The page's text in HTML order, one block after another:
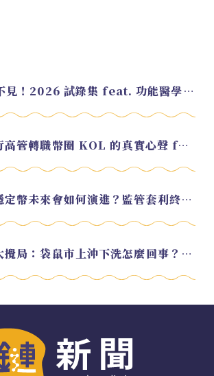
EP.220 好久不見！2026 試錄集 feat. 功能醫學營養師 美寶
EP.219 從銀行高管轉職幣圈 KOL 的真實心聲 feat.龜大
EP.217 美元穩定幣未來會如何演進？監管套利終將收斂？feat. 研究員 余哲安
EP.213 川普大攪局：袋鼠市上沖下洗怎麼回事？feat. Alvin